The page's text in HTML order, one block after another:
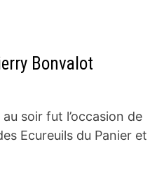
Bonvalot
soir fut l’occasion de
Ecureuils du Panier et